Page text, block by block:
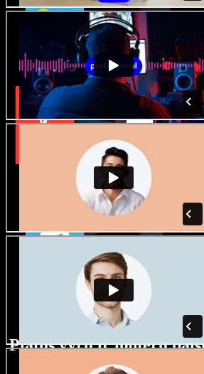
Platus vyrų ir moterų
su įvairiais